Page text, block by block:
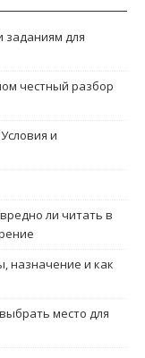
заданиям для
честный разбор
и
ли читать в
назначение и как
место для